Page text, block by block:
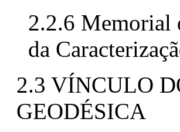
2.2.6 Memorial
da
2.3 VÍNCULO
GEODÉSICA